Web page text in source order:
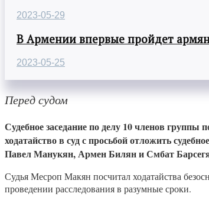
2023-05-29
В Армении впервые пройдет
2023-05-25
Перед судом
Судебное заседание по делу 10 членов
ходатайство в суд с просьбой отложить
Павел Манукян, Армен Билян и Смбат
Судья Месроп Макян посчитал ходатайства
проведении расследования в разумные сроки.